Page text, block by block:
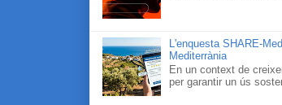
L'enquesta SHARE-
Mediterrània
En un context de
per garantir un ús